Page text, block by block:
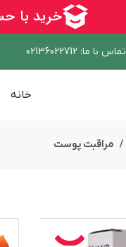
تماس با ما:
02136022712
خانه
مراقبت پوست